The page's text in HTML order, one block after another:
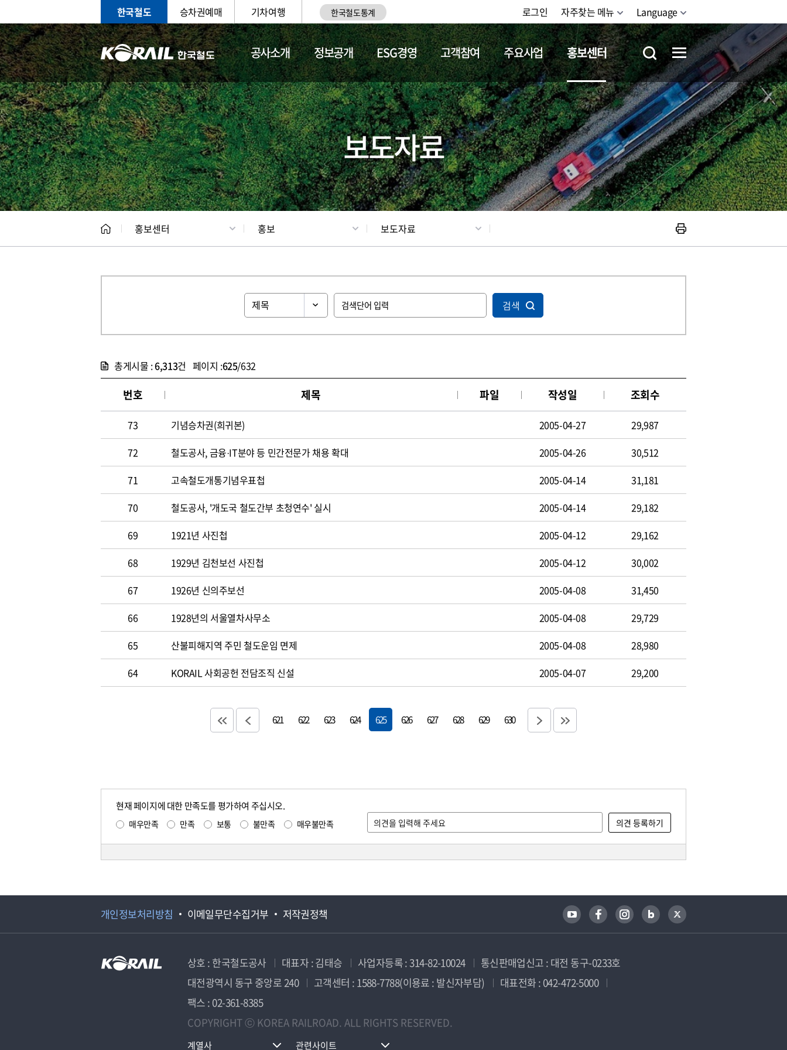
한국철도 승차권예매 기차여행 한국철도통계 로그인 자주찾는 메뉴 Language
공사소개 정보공개 ESG경영 고객참여 주요사업 홍보센터
홍보 문화사업 갤러리 기차소개 철도체험
보도자료
홍보센터 홍보 보도자료
검색
총게시물 :6,313건 페이지 :625/632
번호 제목 파일 작성일 조회수
73 기념승차권(희귀본) 2005-04-27
29,987
72
철도공사, 금융·IT분야 등 민간전문가 채용 확대 2005-04-26
30,512
71
고속철도개통기념우표첩 2005-04-14
31,181
70
철도공사, '개도국 철도간부 초청연수' 실시 2005-04-14
29,182
69
1921년 사진첩 2005-04-12
29,162
68
1929년 김천보선 사진첩 2005-04-12
30,002
67
1926년 신의주보선 2005-04-08
31,450
66
1928년의 서울열차사무소 2005-04-08
29,729
65
산불피해지역 주민 철도운임 면제 2005-04-08
28,980
64
KORAIL 사회공헌 전담조직 신설 2005-04-07 29,200
621 622 623 624 625 626 627 628 629 630
현재 페이지에 대한 만족도를 평가하여 주십시오.
매우만족 만족 보통 불만족 매우불만족
개인정보처리방침 이메일무단수집거부 저작권정책
상호 : 한국철도공사 대표자 : 김태승 사업자등록 : 314-82-10024
통신판매업신고 : 대전 동구-0233호
대전광역시 동구 중앙로 240
고객센터 : 1588-7788(이용료 : 발신자부담)
대표전화 : 042-472-5000
팩스 : 02-361-8385
COPYRIGHT ⓒ KOREA RAILROAD. ALL RIGHTS RESERVED.
계열사 관련사이트